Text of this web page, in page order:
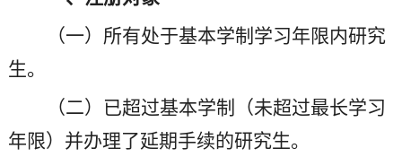
（一）所有处于基本学制学习年限内研究
生。
（二）已超过基本学制（未超过最长学习
年限）并办理了延期手续的研究生。